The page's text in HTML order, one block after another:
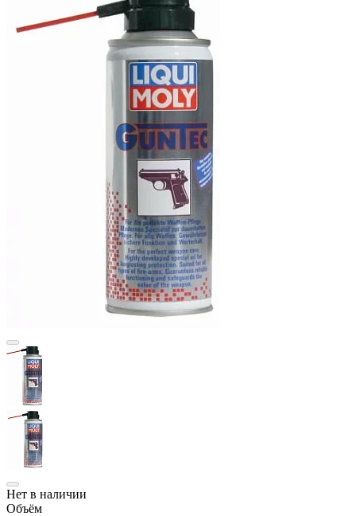
Нет в наличии
Объём